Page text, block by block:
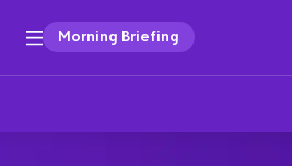
Morning Briefing